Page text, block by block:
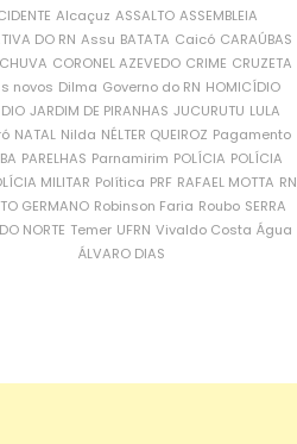
Alcaçuz ASSALTO ASSEMBLEIA
DO RN Assu BATATA Caicó CARAÚBAS
CORONEL AZEVEDO CRIME CRUZETA
novos Dilma Governo do RN HOMICÍDIO
JARDIM DE PIRANHAS JUCURUTU LULA
NATAL Nilda NÉLTER QUEIROZ Pagamento
PARELHAS Parnamirim POLÍCIA POLÍCIA
MILITAR Política PRF RAFAEL MOTTA RN
GERMANO Robinson Faria Roubo SERRA
NORTE Temer UFRN Vivaldo Costa Água
ÁLVARO DIAS